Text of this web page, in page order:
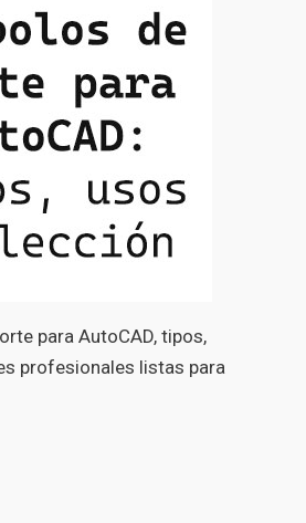
para AutoCAD, tipos,
profesionales listas para